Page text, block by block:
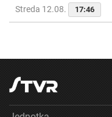
Streda 12.08. 17:46